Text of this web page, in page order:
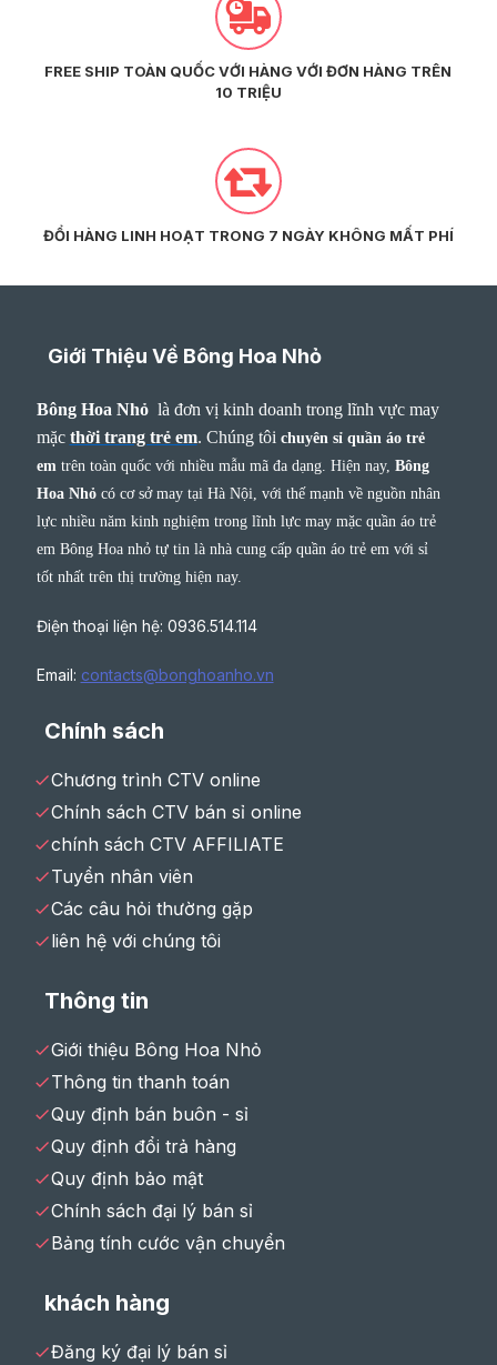
FREE SHIP TOÀN QUỐC VỚI HÀNG VỚI ĐƠN HÀNG TRÊN
10 TRIỆU
ĐỔI HÀNG LINH HOẠT TRONG 7 NGÀY KHÔNG MẤT PHÍ
Giới Thiệu Về Bông Hoa Nhỏ
Bông Hoa Nhỏ là đơn vị kinh doanh trong lĩnh vực may
mặc thời trang trẻ em. Chúng tôi chuyên sỉ quần áo trẻ
em trên toàn quốc với nhiều mẫu mã đa dạng. Hiện nay, Bông
Hoa Nhỏcó cơ sở may tại Hà Nội, với thế mạnh về nguồn nhân
lực nhiều năm kinh nghiệm trong lĩnh lực may mặc quần áo trẻ
em Bông Hoa nhỏ tự tin là nhà cung cấp quần áo trẻ em với sỉ
tốt nhất trên thị trường hiện nay.
Điện thoại liện hệ: 0936.514.114
Email: contacts@bonghoanho.vn
Chính sách
Chương trình CTV online
Chính sách CTV bán sỉ online
chính sách CTV AFFILIATE
Tuyển nhân viên
Các câu hỏi thường gặp
liên hệ với chúng tôi
Thông tin
Giới thiệu Bông Hoa Nhỏ
Thông tin thanh toán
Quy định bán buôn - sỉ
Quy định đổi trả hàng
Quy định bảo mật
Chính sách đại lý bán sỉ
Bảng tính cước vận chuyển
khách hàng
Đăng ký đại lý bán sỉ